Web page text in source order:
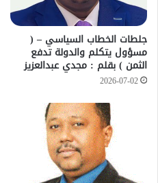
جلطات الخطاب السياسي – (
مسؤول يتكلم والدولة تدفع
الثمن ) بقلم : مجدي عبدالعزيز
2026-07-02